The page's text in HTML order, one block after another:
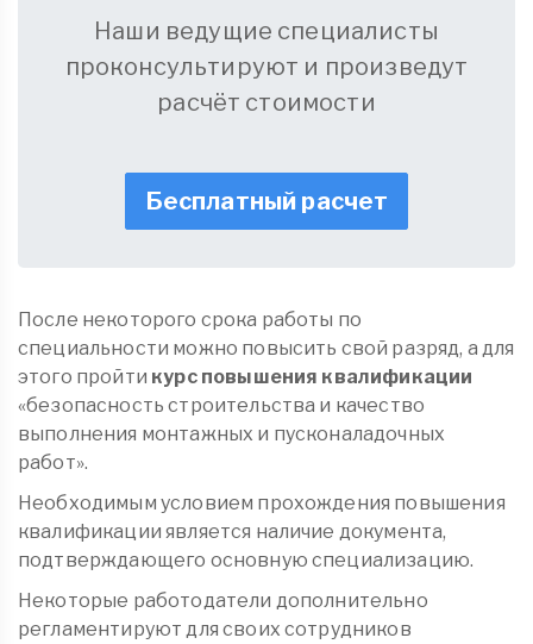
Наши ведущие специалисты
проконсультируют и произведут
расчёт стоимости
Бесплатный расчет
После некоторого срока работы по
специальности можно повысить свой разряд, а для
этого пройти курс повышения квалификации
«безопасность строительства и качество
выполнения монтажных и пусконаладочных
работ».
Необходимым условием прохождения повышения
квалификации является наличие документа,
подтверждающего основную специализацию.
Некоторые работодатели дополнительно
регламентируют для своих сотрудников